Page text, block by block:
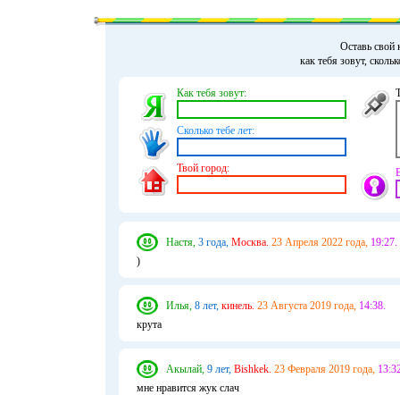
Оставь свой
как тебя зовут,
Как тебя зовут:
Сколько тебе лет:
Твой город:
Настя, 3 года, Москва. 23 Апреля 2022 года, 19:27.
)
Илья, 8 лет, кинель. 23 Августа 2019 года, 14:38.
крута
Акылай, 9 лет, Bishkek. 23 Февраля 2019 года,
мне нравится жук слач